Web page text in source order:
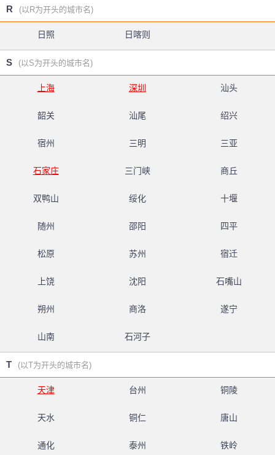
R (以R为开头的城市名)
日照 日喀则
S (以S为开头的城市名)
上海 深圳 汕头
韶关 汕尾 绍兴
宿州 三明 三亚
石家庄 三门峡 商丘
双鸭山 绥化 十堰
随州 邵阳 四平
松原 苏州 宿迁
上饶 沈阳 石嘴山
朔州 商洛 遂宁
山南 石河子
T (以T为开头的城市名)
天津 台州 铜陵
天水 铜仁 唐山
通化 泰州 铁岭